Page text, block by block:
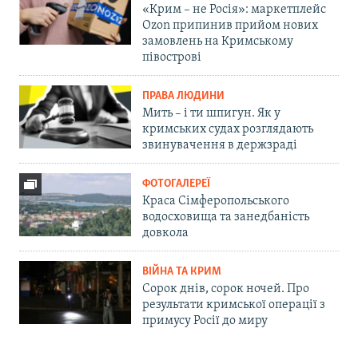
«Крим – не Росія»: маркетплейс
Ozon припинив прийом нових
замовлень на Кримському
півострові
ПРАВА ЛЮДИНИ
Мить – і ти шпигун. Як у
кримських судах розглядають
звинувачення в держзраді
ФОТОГАЛЕРЕЇ
Краса Сімферопольського
водосховища та занедбаність
довкола
ВІЙНА ТА КРИМ
Сорок днів, сорок ночей. Про
результати кримської операції з
примусу Росії до миру